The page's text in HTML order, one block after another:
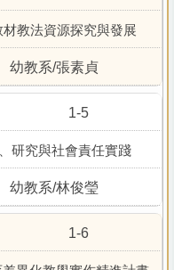
教法資源探究與發展
幼教系/張素貞
1-5
研究與社會責任實踐
幼教系/林俊瑩
1-6